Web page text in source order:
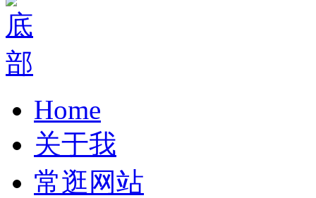
Home
关于我
常逛网站